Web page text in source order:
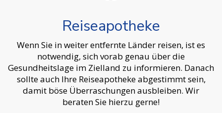
Reiseapotheke
Wenn Sie in weiter entfernte Länder reisen, ist es
notwendig, sich vorab genau über die
Gesundheitslage im Zielland zu informieren. Danach
sollte auch Ihre Reiseapotheke abgestimmt sein,
damit böse Überraschungen ausbleiben. Wir
beraten Sie hierzu gerne!